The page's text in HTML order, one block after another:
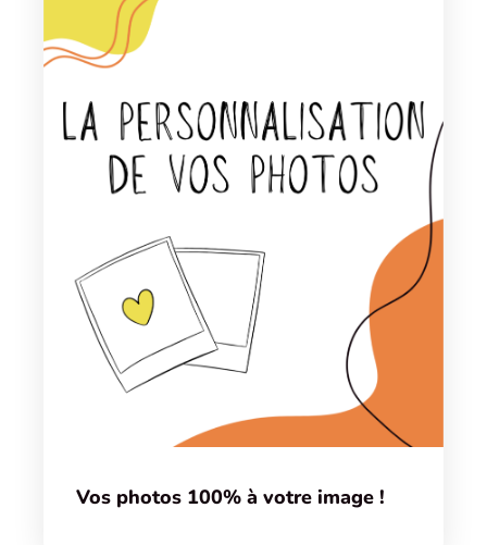
Vos photos 100% à votre image !